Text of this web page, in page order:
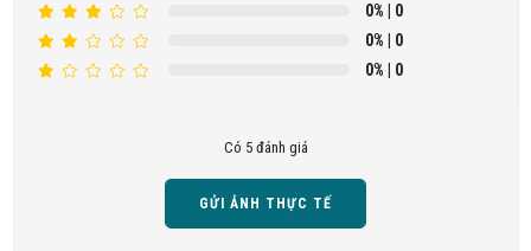
0% | 0
0% | 0
0% | 0
Có 5 đánh giá
GỬI ẢNH THỰC TẾ